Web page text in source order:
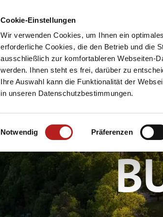
Cookie-Einstellungen
Wir verwenden Cookies, um Ihnen ein
erforderliche Cookies, die den Betrieb und die
ausschließlich zur komfortableren Webseiten-
werden. Ihnen steht es frei, darüber zu
Ihre Auswahl kann die Funktionalität der
in unseren Datenschutzbestimmungen.
i
Notwendig Präferenzen
Meine Urlaubsregion